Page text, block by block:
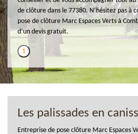
de clôture dans le 77380. N’hésitez pas à
pose de clôture Marc Espaces Verts à
d’un devis gratuit.
1
Les palissades en
Entreprise de pose clôture Marc Espaces